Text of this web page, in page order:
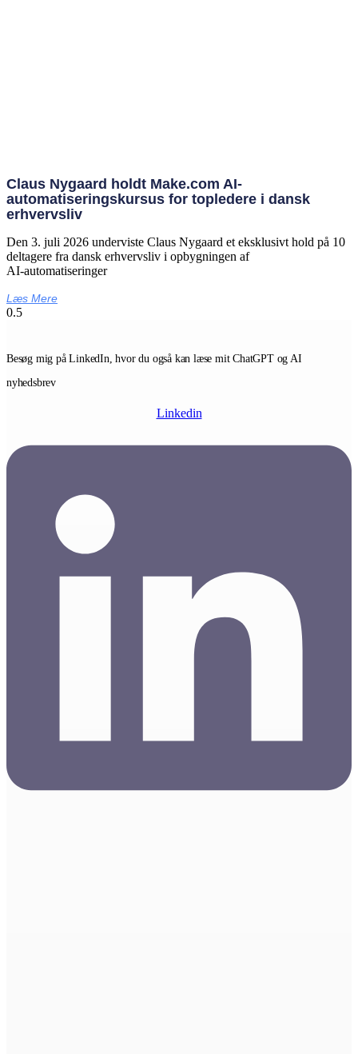
Claus Nygaard holdt Make.com AI-
automatiseringskursus for topledere i dansk
erhvervsliv
Den 3. juli 2026 underviste Claus Nygaard et eksklusivt hold på 10
deltagere fra dansk erhvervsliv i opbygningen af
AI‑automatiseringer
Læs Mere
Besøg mig på LinkedIn, hvor du også kan læse mit ChatGPT og AI
nyhedsbrev
Linkedin